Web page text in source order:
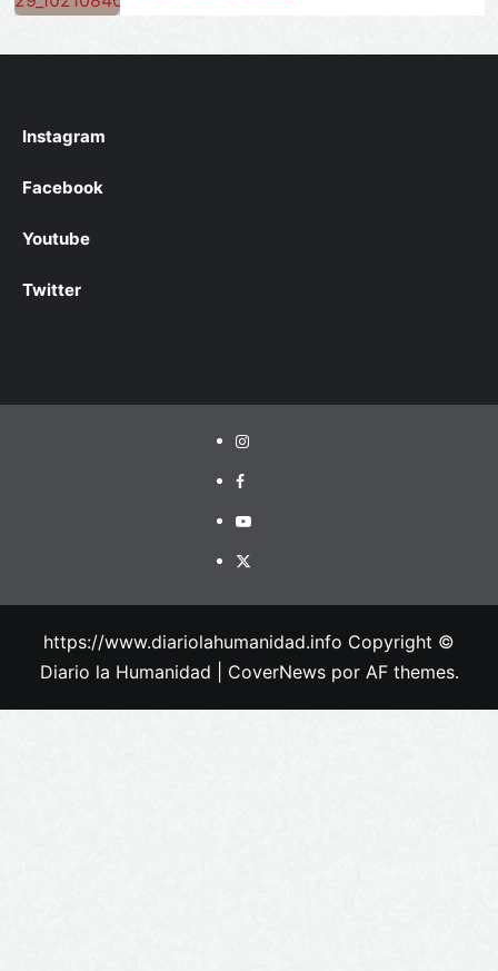
Instagram
Facebook
Youtube
Twitter
https://www.diariolahumanidad.info Copyright ©
Diario la Humanidad
CoverNewspor AF themes.